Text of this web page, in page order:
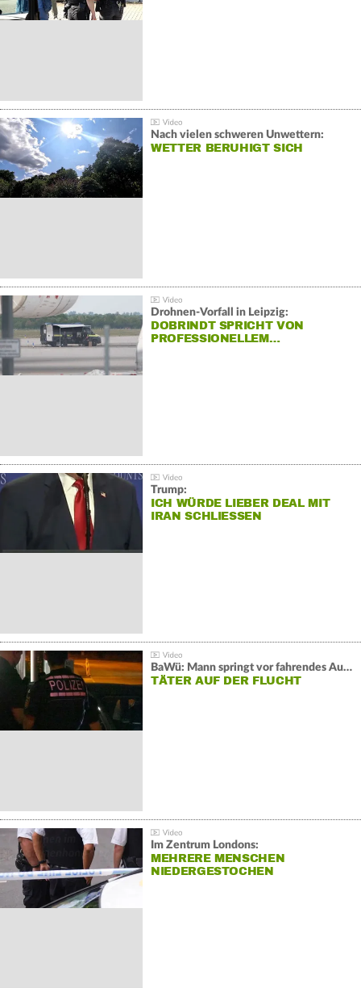
Nach vielen schweren Unwettern:
WETTER BERUHIGT SICH
Drohnen-Vorfall in Leipzig:
DOBRINDT SPRICHT VON
PROFESSIONELLEM…
Trump:
ICH WÜRDE LIEBER DEAL MIT
IRAN SCHLIESSEN
BaWü: Mann springt vor fahrendes Auto und schießt
TÄTER AUF DER FLUCHT
Im Zentrum Londons:
MEHRERE MENSCHEN
NIEDERGESTOCHEN